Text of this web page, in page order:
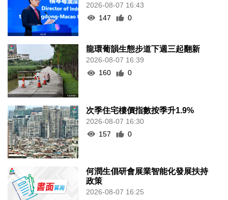
2026-08-07 16:43
147
0
龍環葡韻生態步道下週三起翻新
2026-08-07 16:39
160
0
次季住宅樓價指數按季升1.9%
2026-08-07 16:30
157
0
何潤生倡研會展業智能化發展扶持
政策
2026-08-07 16:25